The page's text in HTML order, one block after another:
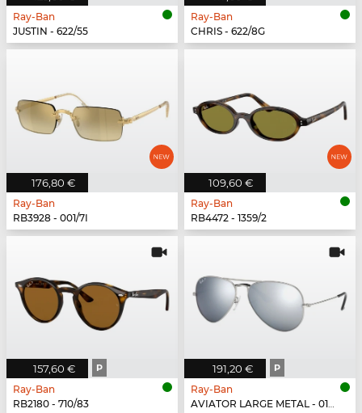
Ray-Ban
JUSTIN - 622/55
Ray-Ban
CHRIS - 622/8G
176,80 €
Ray-Ban
RB3928 - 001/7I
109,60 €
Ray-Ban
RB4472 - 1359/2
157,60 € P
Ray-Ban
RB2180 - 710/83
191,20 € P
Ray-Ban
AVIATOR LARGE METAL - 019/W3